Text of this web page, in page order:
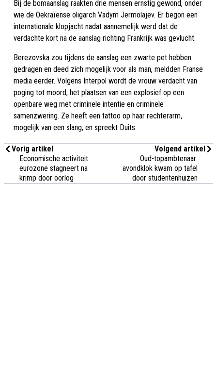
Bij de bomaanslag raakten drie mensen ernstig gewond, onder
wie de Oekraïense oligarch Vadym Jermolajev. Er begon een
internationale klopjacht nadat aannemelijk werd dat de
verdachte kort na de aanslag richting Frankrijk was gevlucht.
Berezovska zou tijdens de aanslag een zwarte pet hebben
gedragen en deed zich mogelijk voor als man, meldden Franse
media eerder. Volgens Interpol wordt de vrouw verdacht van
poging tot moord, het plaatsen van een explosief op een
openbare weg met criminele intentie en criminele
samenzwering. Ze heeft een tattoo op haar rechterarm,
mogelijk van een slang, en spreekt Duits.
Vorig artikel
Economische activiteit
eurozone stagneert na
krimp door oorlog
Volgend artikel
Oud-topambtenaar:
avondklok kwam op tafel
door studentenhuizen